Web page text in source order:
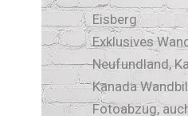
Eisberg
Exklusives
Neufundland,
Kanada
Fotoabzug,